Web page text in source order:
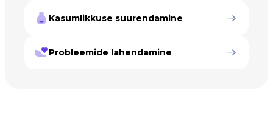
Kasumlikkuse suurendamine
Probleemide lahendamine